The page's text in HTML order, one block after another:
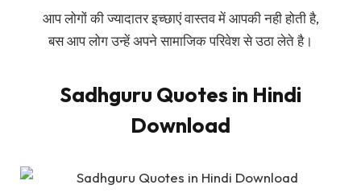
आप लोगों की ज्यादातर इच्छाएं वास्तव में आपकी नही होती है,
बस आप लोग उन्हें अपने सामाजिक परिवेश से उठा लेते है।
Sadhguru Quotes in Hindi
Download